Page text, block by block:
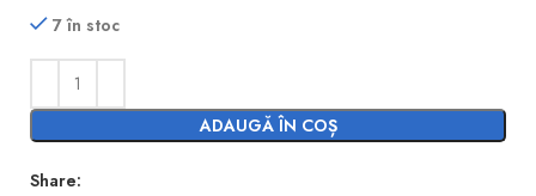
7 în stoc
ADAUGĂ ÎN COȘ
Share: